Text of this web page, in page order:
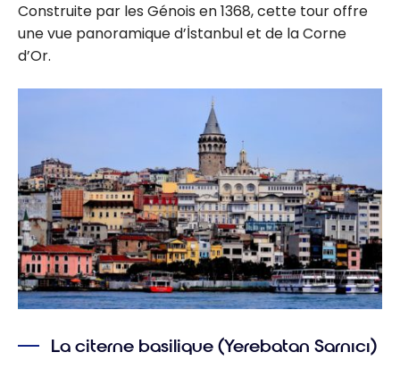
Construite par les Génois en 1368, cette tour offre
une vue panoramique d’İstanbul et de la Corne
d’Or.
La citerne basilique (Yerebatan Sarnıcı)